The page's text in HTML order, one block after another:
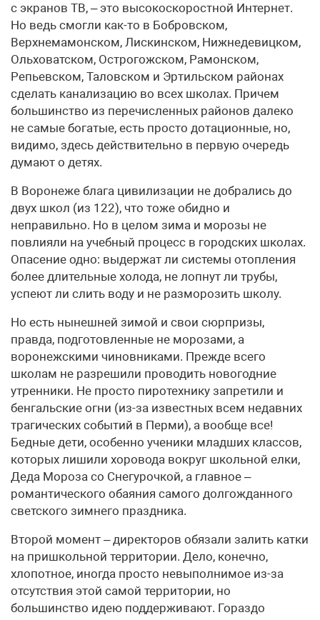
с экранов ТВ, – это высокоскоростной Интернет.
Но ведь смогли как-то в Бобровском,
Верхнемамонском, Лискинском, Нижнедевицком,
Ольховатском, Острогожском, Рамонском,
Репьевском, Таловском и Эртильском районах
сделать канализацию во всех школах. Причем
большинство из перечисленных районов далеко
не самые богатые, есть просто дотационные, но,
видимо, здесь действительно в первую очередь
думают о детях.
В Воронеже блага цивилизации не добрались до
двух школ (из 122), что тоже обидно и
неправильно. Но в целом зима и морозы не
повлияли на учебный процесс в городских школах.
Опасение одно: выдержат ли системы отопления
более длительные холода, не лопнут ли трубы,
успеют ли слить воду и не разморозить школу.
Но есть нынешней зимой и свои сюрпризы,
правда, подготовленные не морозами, а
воронежскими чиновниками. Прежде всего
школам не разрешили проводить новогодние
утренники. Не просто пиротехнику запретили и
бенгальские огни (из-за известных всем недавних
трагических событий в Перми), а вообще все!
Бедные дети, особенно ученики младших классов,
которых лишили хоровода вокруг школьной елки,
Деда Мороза со Снегурочкой, а главное –
романтического обаяния самого долгожданного
светского зимнего праздника.
Второй момент – директоров обязали залить катки
на пришкольной территории. Дело, конечно,
хлопотное, иногда просто невыполнимое из-за
отсутствия этой самой территории, но
большинство идею поддерживают. Гораздо